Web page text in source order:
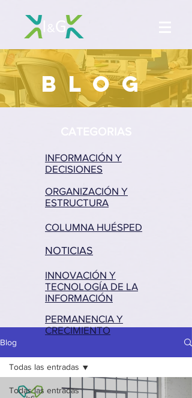
BLOG
Blog
Todas las entradas
Todas las entradas
INFORMACIÓN Y
DECISIONES
ORGANIZACIÓN Y
ESTRUCTURA
COLUMNA HUÉSPED
NOTICIAS
INNOVACIÓN Y
TECNOLOGÍA DE LA
INFORMACIÓN
PERMANENCIA Y
CRECIMIENTO